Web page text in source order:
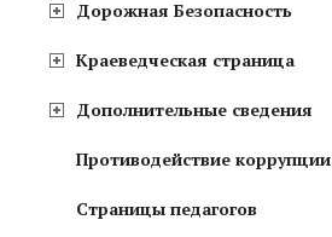
Дорожная Безопасность
Краеведческая страница
Дополнительные сведения
Противодействие коррупции
Страницы педагогов